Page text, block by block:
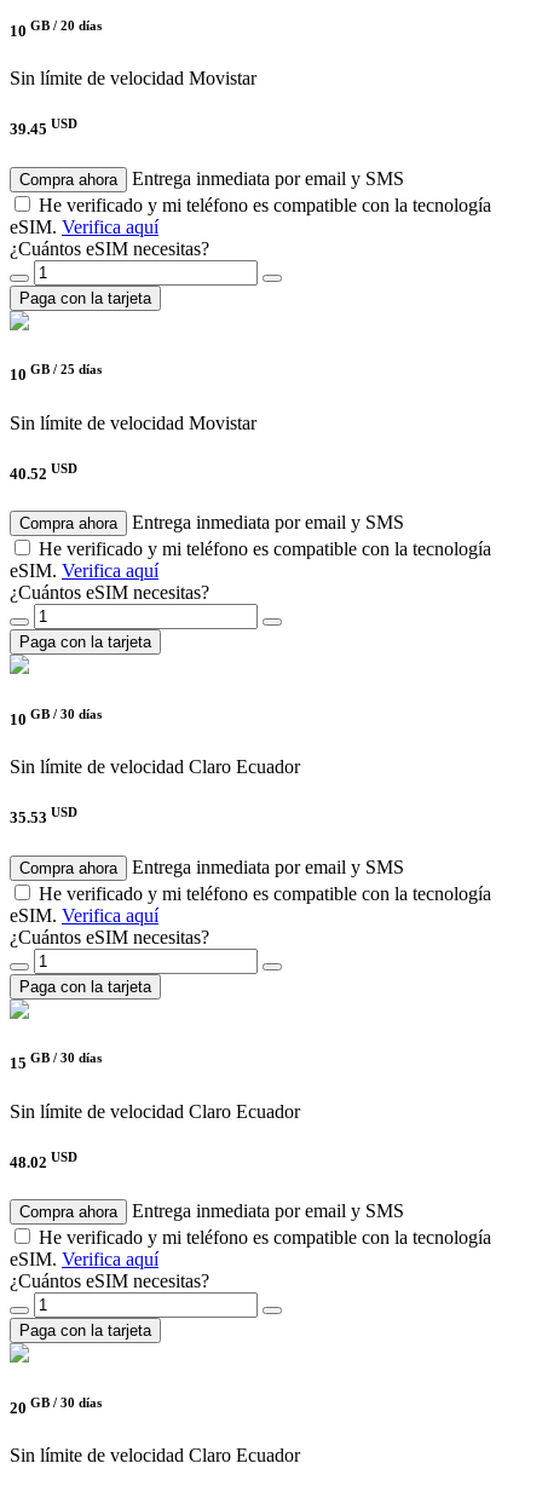
10 GB / 20 días
Sin límite de velocidad Movistar
39.45 USD
Compra ahora
Entrega inmediata por email y SMS
He verificado y mi teléfono es compatible con la tecnología
eSIM. Verifica aquí
¿Cuántos eSIM necesitas?
Paga con la tarjeta
10 GB / 25 días
Sin límite de velocidad Movistar
40.52 USD
Compra ahora
Entrega inmediata por email y SMS
He verificado y mi teléfono es compatible con la tecnología
eSIM. Verifica aquí
¿Cuántos eSIM necesitas?
Paga con la tarjeta
10 GB / 30 días
Sin límite de velocidad Claro Ecuador
35.53 USD
Compra ahora
Entrega inmediata por email y SMS
He verificado y mi teléfono es compatible con la tecnología
eSIM. Verifica aquí
¿Cuántos eSIM necesitas?
Paga con la tarjeta
15 GB / 30 días
Sin límite de velocidad Claro Ecuador
48.02 USD
Compra ahora
Entrega inmediata por email y SMS
He verificado y mi teléfono es compatible con la tecnología
eSIM. Verifica aquí
¿Cuántos eSIM necesitas?
Paga con la tarjeta
20 GB / 30 días
Sin límite de velocidad Claro Ecuador